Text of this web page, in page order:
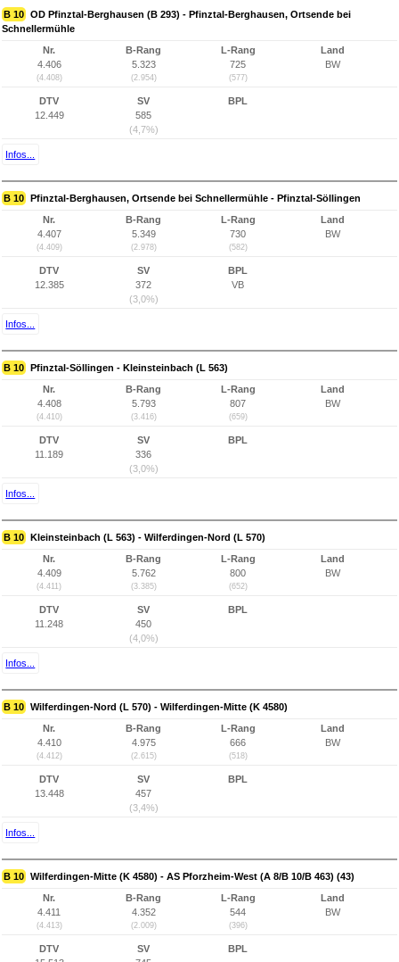
B 10 OD Pfinztal-Berghausen (B 293) - Pfinztal-Berghausen, Ortsende bei
Schnellermühle
Nr.
4.406
(4.408)
B-Rang
5.323
(2.954)
L-Rang
725
(577)
Land
BW
DTV
12.449
SV
585
(4,7%)
BPL
Infos...
B 10 Pfinztal-Berghausen, Ortsende bei Schnellermühle - Pfinztal-Söllingen
Nr.
4.407
(4.409)
B-Rang
5.349
(2.978)
L-Rang
730
(582)
Land
BW
DTV
12.385
SV
372
(3,0%)
BPL
VB
Infos...
B 10 Pfinztal-Söllingen - Kleinsteinbach (L 563)
Nr.
4.408
(4.410)
B-Rang
5.793
(3.416)
L-Rang
807
(659)
Land
BW
DTV
11.189
SV
336
(3,0%)
BPL
Infos...
B 10 Kleinsteinbach (L 563) - Wilferdingen-Nord (L 570)
Nr.
4.409
(4.411)
B-Rang
5.762
(3.385)
L-Rang
800
(652)
Land
BW
DTV
11.248
SV
450
(4,0%)
BPL
Infos...
B 10 Wilferdingen-Nord (L 570) - Wilferdingen-Mitte (K 4580)
Nr.
4.410
(4.412)
B-Rang
4.975
(2.615)
L-Rang
666
(518)
Land
BW
DTV
13.448
SV
457
(3,4%)
BPL
Infos...
B 10 Wilferdingen-Mitte (K 4580) - AS Pforzheim-West (A 8/B 10/B 463) (43)
Nr.
4.411
(4.413)
B-Rang
4.352
(2.009)
L-Rang
544
(396)
Land
BW
DTV
SV
BPL